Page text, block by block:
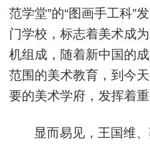
范学堂”的“图画手工科”
门学校，标志着美术成
机组成，随着新中国的
范围的美术教育，到今
要的美术学府，发挥着重
显而易见，王国维